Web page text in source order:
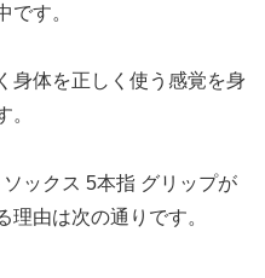
です。
身体を正しく使う感覚を身
。
ックス 5本指 グリップが
理由は次の通りです。